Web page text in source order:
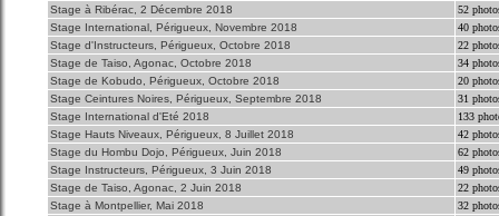
Stage à Ribérac, 2 Décembre 2018
52
Stage International, Périgueux, Novembre 2018
40
Stage d'Instructeurs, Périgueux, Octobre 2018
22
Stage de Taiso, Agonac, Octobre 2018
34
Stage de Kobudo, Périgueux, Octobre 2018
20
Stage Ceintures Noires, Périgueux, Septembre 2018
31
Stage International d'Eté 2018
133
Stage Hauts Niveaux, Périgueux, 8 Juillet 2018
42
Stage du Hombu Dojo, Périgueux, Juin 2018
62
Stage Instructeurs, Périgueux, 3 Juin 2018
49
Stage de Taiso, Agonac, 2 Juin 2018
22
Stage à Montpellier, Mai 2018
32